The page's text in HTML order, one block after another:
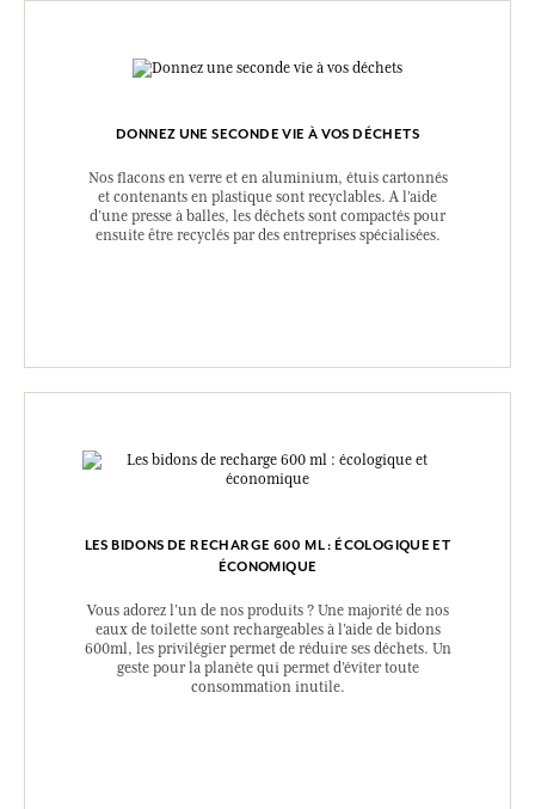
DONNEZ UNE SECONDE VIE À VOS DÉCHETS
Nos flacons en verre et en aluminium, étuis cartonnés
et contenants en plastique sont recyclables. A l’aide
d’une presse à balles, les déchets sont compactés pour
ensuite être recyclés par des entreprises spécialisées.
LES BIDONS DE RECHARGE 600 ML : ÉCOLOGIQUE ET
ÉCONOMIQUE
Vous adorez l’un de nos produits ? Une majorité de nos
eaux de toilette sont rechargeables à l’aide de bidons
600ml, les privilégier permet de réduire ses déchets. Un
geste pour la planète qui permet d’éviter toute
consommation inutile.